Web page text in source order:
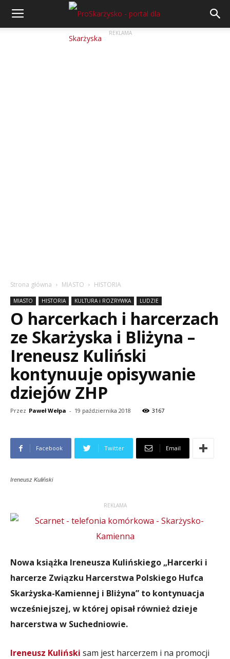
REKLAMA
Strona główna MIASTO HISTORIA
MIASTO HISTORIA KULTURA i ROZRYWKA LUDZIE
O harcerkach i harcerzach
ze Skarżyska i Bliżyna –
Ireneusz Kuliński
kontynuuje opisywanie
dziejów ZHP
Przez Paweł Wełpa - 19 października 2018 3167
Facebook Twitter Email
Ireneusz Kuliński
REKLAMA
Nowa książka Ireneusza Kulińskiego „Harcerki i
harcerze Związku Harcerstwa Polskiego Hufca
Skarżyska-Kamiennej i Bliżyna” to kontynuacja
wcześniejszej, w której opisał również dzieje
harcerstwa w Suchedniowie.
Ireneusz Kuliński sam jest harcerzem i na promocji